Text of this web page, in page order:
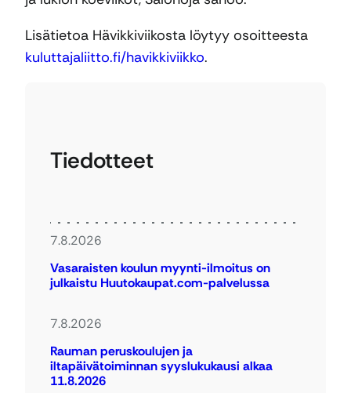
Lisätietoa Hävikkiviikosta löytyy osoitteesta
kuluttajaliitto.fi/havikkiviikko.
Tiedotteet
7.8.2026
Vasaraisten koulun myynti-ilmoitus on
julkaistu Huutokaupat.com-palvelussa
7.8.2026
Rauman peruskoulujen ja
iltapäivätoiminnan syyslukukausi alkaa
11.8.2026